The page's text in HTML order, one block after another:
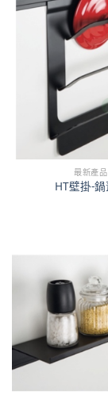
最新產品
HT壁掛-